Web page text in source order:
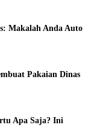
Makalah Anda Auto
Pakaian Dinas
Apa Saja? Ini